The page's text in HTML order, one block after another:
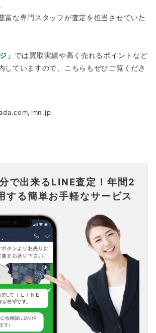
富な専門スタッフが査定を担当させていた
」 では買取実績や高く売れるポイントなど
していますので、こちらもぜひご覧くださ
分で出来るLINE査定！年間2
する簡単お手軽なサービス